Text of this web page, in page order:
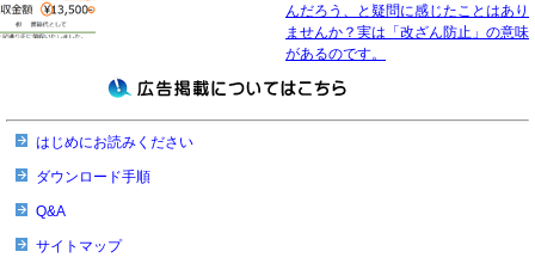
んだろう、と疑問に感じたことはあり
ませんか？実は「改ざん防止」の意味
があるのです。
はじめにお読みください
ダウンロード手順
Q&A
サイトマップ